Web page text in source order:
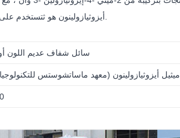
أيزوثيازولينون هو ثتستخدم على نحو عديم الفائدة كمادة حافظة للمنتجات الكيميائية اليومية.
سائل شفاف عديم اللون
7.0٪ ميثيل أيزوثيازولينون (معهد ماساتشوستس